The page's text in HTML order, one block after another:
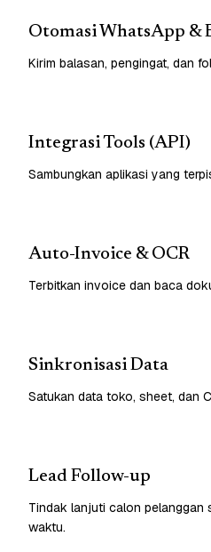
Otomasi WhatsApp &
Kirim balasan, pengingat, dan
Integrasi Tools (API)
Sambungkan aplikasi yang
Auto-Invoice & OCR
Terbitkan invoice dan baca
Sinkronisasi Data
Satukan data toko, sheet, dan
Lead Follow-up
Tindak lanjuti calon
waktu.